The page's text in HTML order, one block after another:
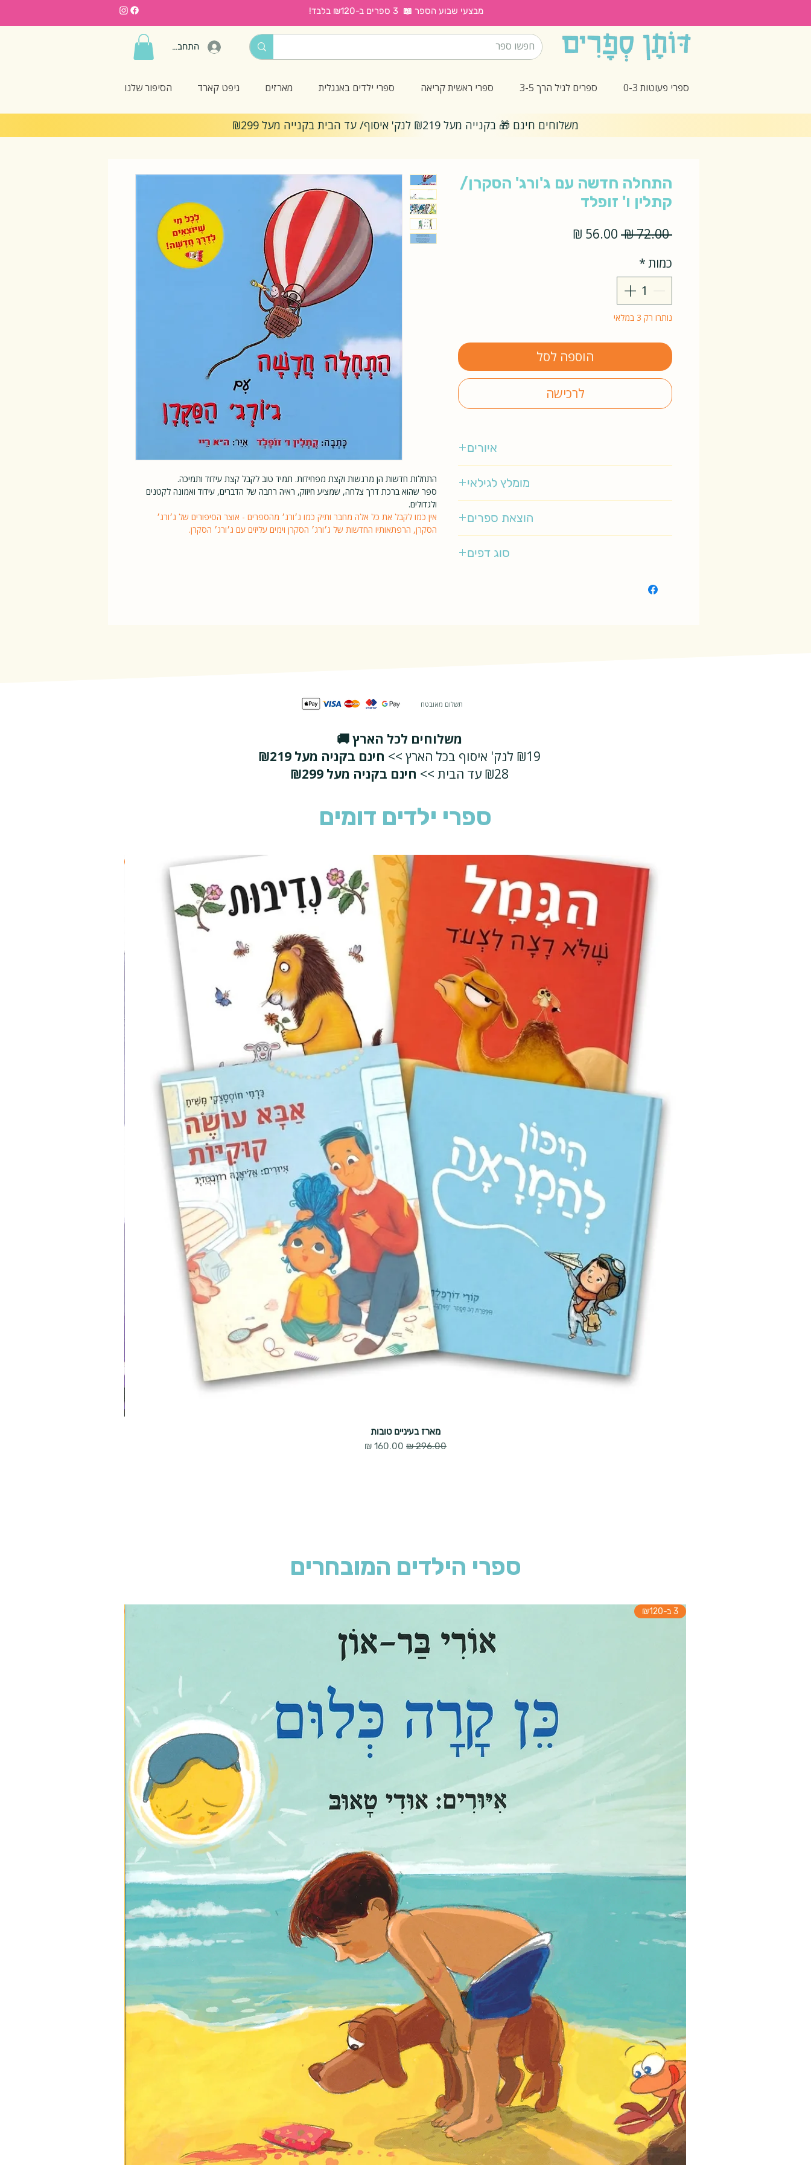
מבצעי שבוע הספר 📖 3 ספרים ב-₪120 בלבד!
התחברות
ספרי פעוטות 0-3 ספרים לגיל הרך 3-5 ספרי ראשית קריאה ספרי ילדים באנגלית מארזים גיפט קארד הסיפור שלנו
משלוחים חינם 🎁 בקנייה מעל ₪219 לנק' איסוף/ עד הבית בקנייה מעל ₪299
התחלות חדשות הן מרגשות וקצת מפחידות. תמיד טוב לקבל קצת עידוד ותמיכה.
ספר שהוא ברכת דרך צלחה, שמציע חיזוק, ראיה רחבה של הדברים, עידוד ואמונה לקטנים
ולגדולים.
אין כמו לקבל את כל אלה מחבר ותיק כמו ג׳ורג׳ מהספרים - אוצר הסיפורים של ג׳ורג׳
הסקרן, הרפתאותיו החדשות של ג׳ורג׳ הסקרן וימים עליזים עם ג׳ורג׳ הסקרן.
התחלה חדשה עם ג'ורג' הסקרן/
קתלין ו' זופלד
‏72.00 ‏₪
מחיר
כמות*
נותרו רק 3 במלאי
הוספה לסל
לרכישה
איורים
מומלץ לגילאי
הוצאת ספרים
סוג דפים
תשלום מאובטח
משלוחים לכל הארץ 🚚
₪19 לנק' איסוף בכל הארץ >>
חינם בקניה מעל ₪219
₪28 עד הבית >>
חינם בקניה מעל ₪299
ספרי ילדים דומים
מארז בעיניים טובות
מחיר רגיל
מחיר מבצע
ספרי הילדים המובחרים
3 ב-₪120